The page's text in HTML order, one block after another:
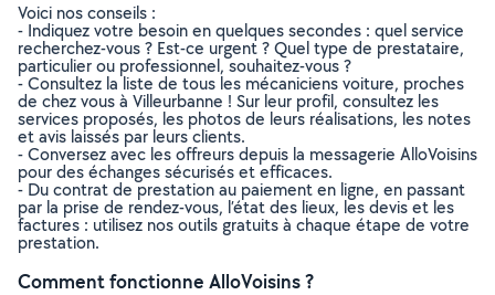
Voici nos conseils :
- Indiquez votre besoin en quelques secondes : quel service
recherchez-vous ? Est-ce urgent ? Quel type de prestataire,
particulier ou professionnel, souhaitez-vous ?
- Consultez la liste de tous les mécaniciens voiture, proches
de chez vous à Villeurbanne ! Sur leur profil, consultez les
services proposés, les photos de leurs réalisations, les notes
et avis laissés par leurs clients.
- Conversez avec les offreurs depuis la messagerie AlloVoisins
pour des échanges sécurisés et efficaces.
- Du contrat de prestation au paiement en ligne, en passant
par la prise de rendez-vous, l’état des lieux, les devis et les
factures : utilisez nos outils gratuits à chaque étape de votre
prestation.
Comment fonctionne AlloVoisins ?